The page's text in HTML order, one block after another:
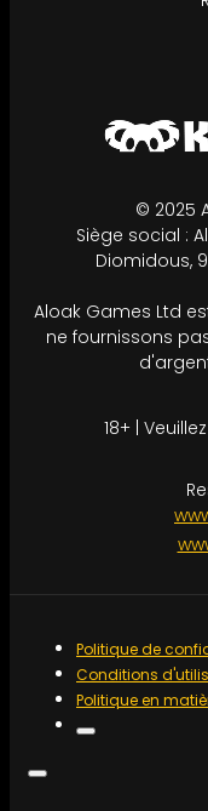
© 2025
Siège social :
Diomidous,
Aloak Games Ltd
ne fournissons
18+ |
Politique de
Conditions
Politique en